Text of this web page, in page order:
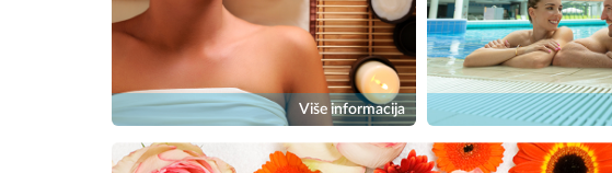
Više informacija